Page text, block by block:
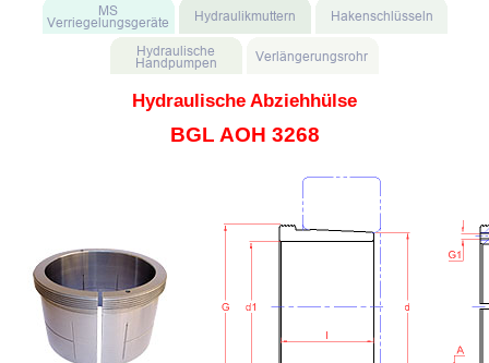
Hydraulische Abziehhülse
BGL AOH 3268